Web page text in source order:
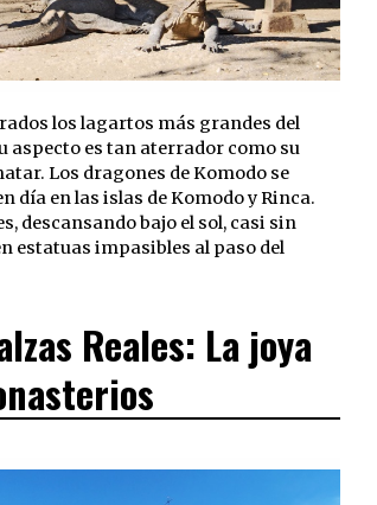
los lagartos más grandes del
aspecto es tan aterrador como su
Los dragones de Komodo se
día en las islas de Komodo y Rinca.
descansando bajo el sol, casi sin
estatuas impasibles al paso del
Reales: La joya